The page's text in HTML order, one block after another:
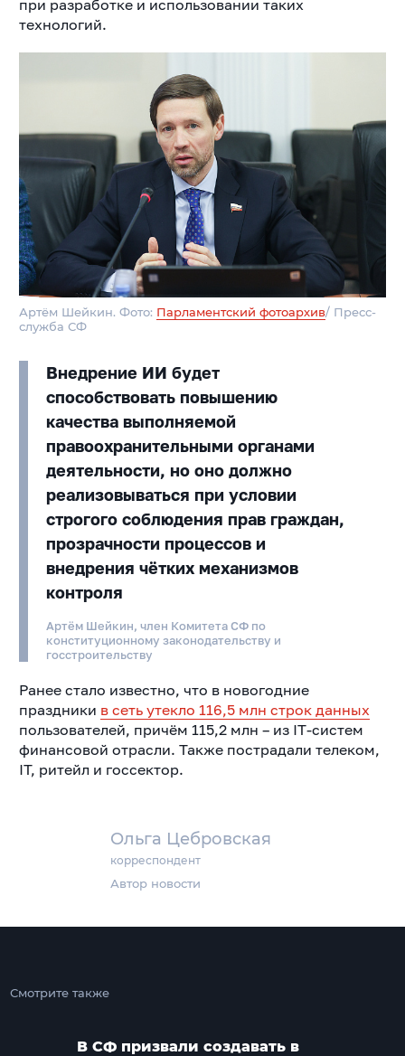
Ольга Цебровская
корреспондент
Автор новости
при разработке и использовании таких
технологий.
Артём Шейкин. Фото: Парламентский фотоархив/ Пресс-
служба СФ
Внедрение ИИ будет
способствовать повышению
качества выполняемой
правоохранительными органами
деятельности, но оно должно
реализовываться при условии
строгого соблюдения прав граждан,
прозрачности процессов и
внедрения чётких механизмов
контроля
Артём Шейкин, член Комитета СФ по
конституционному законодательству и
госстроительству
Ранее стало известно, что в новогодние
праздники в сеть утекло 116,5 млн строк данных
пользователей, причём 115,2 млн – из IT-систем
финансовой отрасли. Также пострадали телеком,
IT, ритейл и госсектор.
Смотрите также
В СФ призвали создавать в